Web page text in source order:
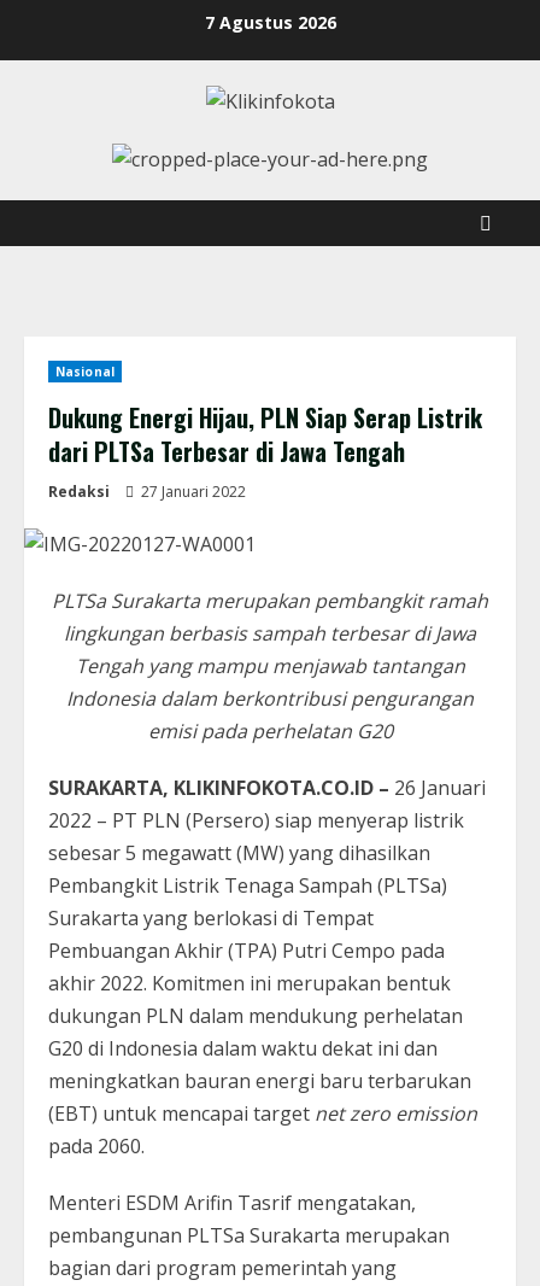
7 Agustus 2026
Nasional
Dukung Energi Hijau, PLN Siap Serap Listrik
dari PLTSa Terbesar di Jawa Tengah
Redaksi 27 Januari 2022
PLTSa Surakarta merupakan pembangkit ramah
lingkungan berbasis sampah terbesar di Jawa
Tengah yang mampu menjawab tantangan
Indonesia dalam berkontribusi pengurangan
emisi pada perhelatan G20
SURAKARTA, KLIKINFOKOTA.CO.ID – 26 Januari
2022 – PT PLN (Persero) siap menyerap listrik
sebesar 5 megawatt (MW) yang dihasilkan
Pembangkit Listrik Tenaga Sampah (PLTSa)
Surakarta yang berlokasi di Tempat
Pembuangan Akhir (TPA) Putri Cempo pada
akhir 2022. Komitmen ini merupakan bentuk
dukungan PLN dalam mendukung perhelatan
G20 di Indonesia dalam waktu dekat ini dan
meningkatkan bauran energi baru terbarukan
(EBT) untuk mencapai target net zero emission
pada 2060.
Menteri ESDM Arifin Tasrif mengatakan,
pembangunan PLTSa Surakarta merupakan
bagian dari program pemerintah yang